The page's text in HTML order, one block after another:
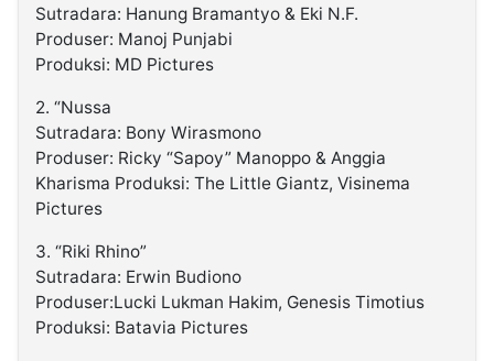
Sutradara: Hanung Bramantyo & Eki N.F.
Produser: Manoj Punjabi
Produksi: MD Pictures
2. “Nussa
Sutradara: Bony Wirasmono
Produser: Ricky “Sapoy” Manoppo & Anggia
Kharisma Produksi: The Little Giantz, Visinema
Pictures
3. “Riki Rhino”
Sutradara: Erwin Budiono
Produser:Lucki Lukman Hakim, Genesis Timotius
Produksi: Batavia Pictures